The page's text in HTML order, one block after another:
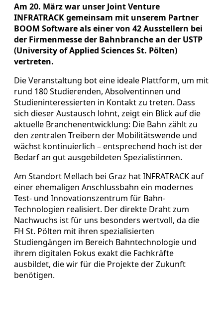
Am 20. März war unser Joint Venture
INFRATRACK gemeinsam mit unserem Partner
BOOM Software als einer von 42 Ausstellern bei
der Firmenmesse der Bahnbranche an der USTP
(University of Applied Sciences St. Pölten)
vertreten.
Die Veranstaltung bot eine ideale Plattform, um mit
rund 180 Studierenden, Absolventinnen und
Studieninteressierten in Kontakt zu treten. Dass
sich dieser Austausch lohnt, zeigt ein Blick auf die
aktuelle Branchenentwicklung: Die Bahn zählt zu
den zentralen Treibern der Mobilitätswende und
wächst kontinuierlich – entsprechend hoch ist der
Bedarf an gut ausgebildeten Spezialistinnen.
Am Standort Mellach bei Graz hat INFRATRACK auf
einer ehemaligen Anschlussbahn ein modernes
Test- und Innovationszentrum für Bahn-
Technologien realisiert. Der direkte Draht zum
Nachwuchs ist für uns besonders wertvoll, da die
FH St. Pölten mit ihren spezialisierten
Studiengängen im Bereich Bahntechnologie und
ihrem digitalen Fokus exakt die Fachkräfte
ausbildet, die wir für die Projekte der Zukunft
benötigen.